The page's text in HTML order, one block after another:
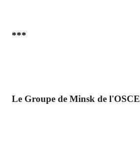
***
Le Groupe de Minsk de l'OSCE